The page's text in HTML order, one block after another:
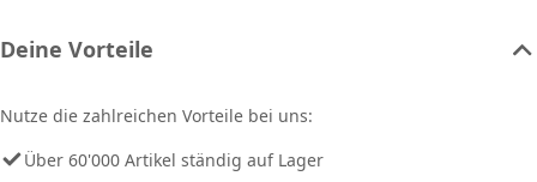
Deine Vorteile
Nutze die zahlreichen Vorteile bei uns:
Über 60'000 Artikel ständig auf Lager